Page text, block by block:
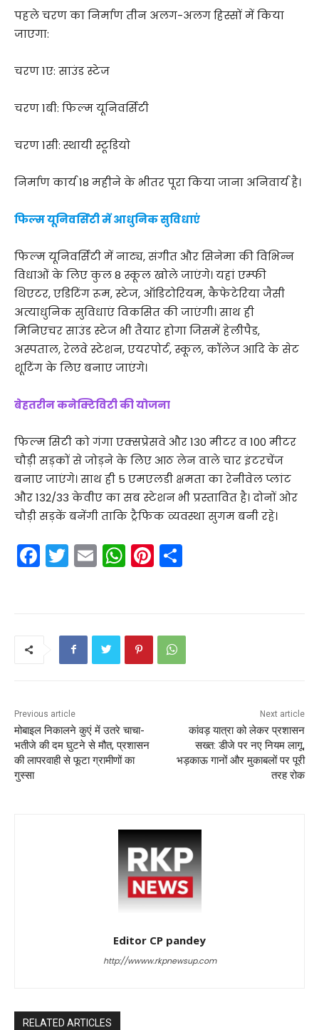
पहले चरण का निर्माण तीन अलग-अलग हिस्सों में किया
जाएगा:
चरण 1ए: साउंड स्टेज
चरण 1बी: फिल्म यूनिवर्सिटी
चरण 1सी: स्थायी स्टूडियो
निर्माण कार्य 18 महीने के भीतर पूरा किया जाना अनिवार्य है।
फिल्म यूनिवर्सिटी में आधुनिक सुविधाएं
फिल्म यूनिवर्सिटी में नाट्य, संगीत और सिनेमा की विभिन्न
विधाओं के लिए कुल 8 स्कूल खोले जाएंगे। यहां एम्फी
थिएटर, एडिटिंग रूम, स्टेज, ऑडिटोरियम, कैफेटेरिया जैसी
अत्याधुनिक सुविधाएं विकसित की जाएंगी। साथ ही
मिनिएचर साउंड स्टेज भी तैयार होगा जिसमें हेलीपैड,
अस्पताल, रेलवे स्टेशन, एयरपोर्ट, स्कूल, कॉलेज आदि के सेट
शूटिंग के लिए बनाए जाएंगे।
बेहतरीन कनेक्टिविटी की योजना
फिल्म सिटी को गंगा एक्सप्रेसवे और 130 मीटर व 100 मीटर
चौड़ी सड़कों से जोड़ने के लिए आठ लेन वाले चार इंटरचेंज
बनाए जाएंगे। साथ ही 5 एमएलडी क्षमता का रेनीवेल प्लांट
और 132/33 केवीए का सब स्टेशन भी प्रस्तावित है। दोनों ओर
चौड़ी सड़कें बनेंगी ताकि ट्रैफिक व्यवस्था सुगम बनी रहे।
F
a
k
T
w
E
m
W
h
A
p
Pi
nt
st
Previous article
मोबाइल निकालने कुएं में उतरे चाचा-
भतीजे की दम घुटने से मौत, प्रशासन
की लापरवाही से फूटा ग्रामीणों का
गुस्सा
Next article
कांवड़ यात्रा को लेकर प्रशासन
सख्त: डीजे पर नए नियम लागू,
भड़काऊ गानों और मुकाबलों पर पूरी
तरह रोक
Editor CP pandey
http://wwww.rkpnewsup.com
RELATED ARTICLES